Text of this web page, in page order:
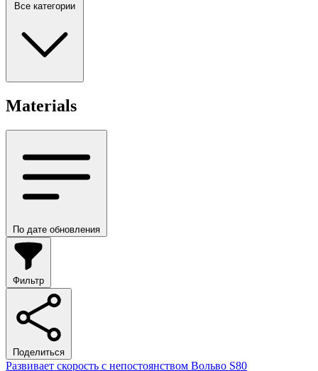
Все категории
Materials
По дате обновления
Фильтр
Поделиться
Развивает скорость с непостоянством Вольво S80